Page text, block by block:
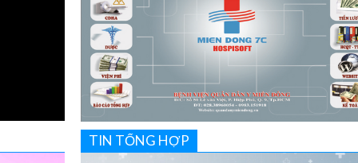
TIN TỔNG HỢP